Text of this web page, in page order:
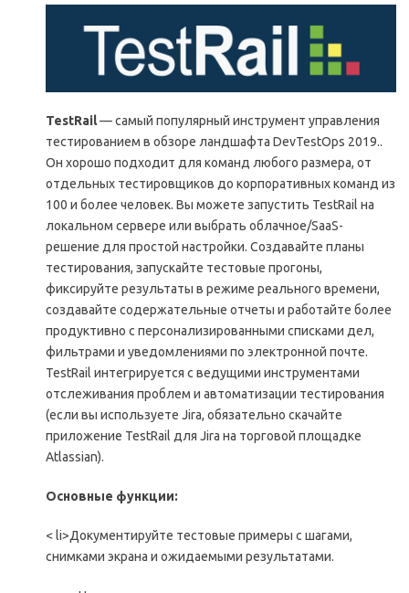
TestRail— самый популярный инструмент управления
тестированием в обзоре ландшафта DevTestOps 2019..
Он хорошо подходит для команд любого размера, от
отдельных тестировщиков до корпоративных команд из
100 и более человек. Вы можете запустить TestRail на
локальном сервере или выбрать облачное/SaaS-
решение для простой настройки. Создавайте планы
тестирования, запускайте тестовые прогоны,
фиксируйте результаты в режиме реального времени,
создавайте содержательные отчеты и работайте более
продуктивно с персонализированными списками дел,
фильтрами и уведомлениями по электронной почте.
TestRail интегрируется с ведущими инструментами
отслеживания проблем и автоматизации тестирования
(если вы используете Jira, обязательно скачайте
приложение TestRail для Jira на торговой площадке
Atlassian).
Основные функции:
< li>Документируйте тестовые примеры с шагами,
снимками экрана и ожидаемыми результатами.